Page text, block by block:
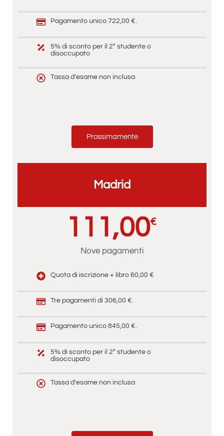
Pagamento unico 722,00 €.
5% di sconto per il 2° studente o
disoccupato
Tassa d'esame non inclusa
Prossimamente
Madrid
111,00€
Nove pagamenti
Quota di iscrizione + libro 60,00 €
Tre pagamenti di 306,00 €.
Pagamento unico 845,00 €.
5% di sconto per il 2° studente o
disoccupato
Tassa d'esame non inclusa